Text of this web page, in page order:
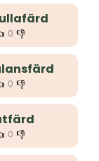
0 👎
0 👎
0 👎